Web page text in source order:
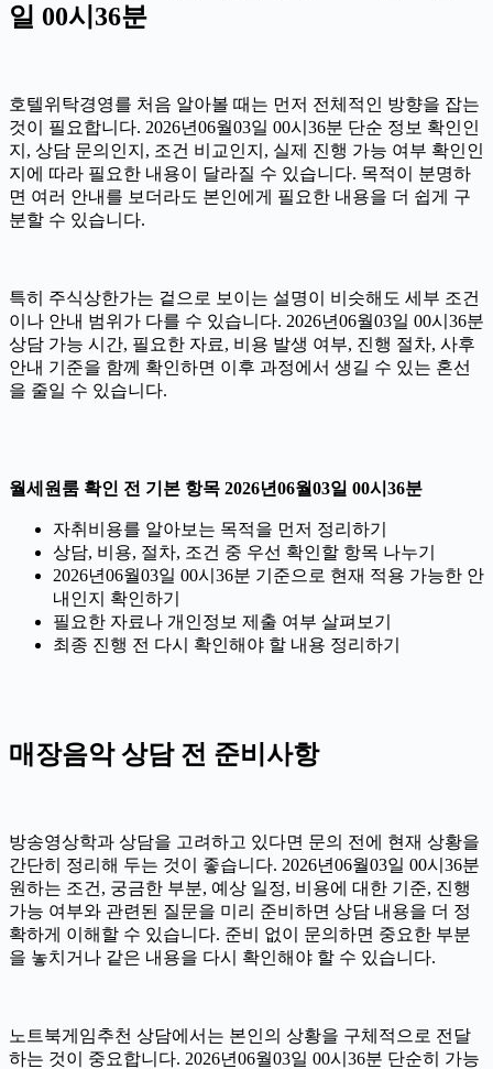
일 00시36분
호텔위탁경영를 처음 알아볼 때는 먼저 전체적인 방향을 잡는
것이 필요합니다. 2026년06월03일 00시36분 단순 정보 확인인
지, 상담 문의인지, 조건 비교인지, 실제 진행 가능 여부 확인인
지에 따라 필요한 내용이 달라질 수 있습니다. 목적이 분명하
면 여러 안내를 보더라도 본인에게 필요한 내용을 더 쉽게 구
분할 수 있습니다.
특히 주식상한가는 겉으로 보이는 설명이 비슷해도 세부 조건
이나 안내 범위가 다를 수 있습니다. 2026년06월03일 00시36분
상담 가능 시간, 필요한 자료, 비용 발생 여부, 진행 절차, 사후
안내 기준을 함께 확인하면 이후 과정에서 생길 수 있는 혼선
을 줄일 수 있습니다.
월세원룸 확인 전 기본 항목 2026년06월03일 00시36분
자취비용를 알아보는 목적을 먼저 정리하기
상담, 비용, 절차, 조건 중 우선 확인할 항목 나누기
2026년06월03일 00시36분 기준으로 현재 적용 가능한 안
내인지 확인하기
필요한 자료나 개인정보 제출 여부 살펴보기
최종 진행 전 다시 확인해야 할 내용 정리하기
매장음악 상담 전 준비사항
방송영상학과 상담을 고려하고 있다면 문의 전에 현재 상황을
간단히 정리해 두는 것이 좋습니다. 2026년06월03일 00시36분
원하는 조건, 궁금한 부분, 예상 일정, 비용에 대한 기준, 진행
가능 여부와 관련된 질문을 미리 준비하면 상담 내용을 더 정
확하게 이해할 수 있습니다. 준비 없이 문의하면 중요한 부분
을 놓치거나 같은 내용을 다시 확인해야 할 수 있습니다.
노트북게임추천 상담에서는 본인의 상황을 구체적으로 전달
하는 것이 중요합니다. 2026년06월03일 00시36분 단순히 가능